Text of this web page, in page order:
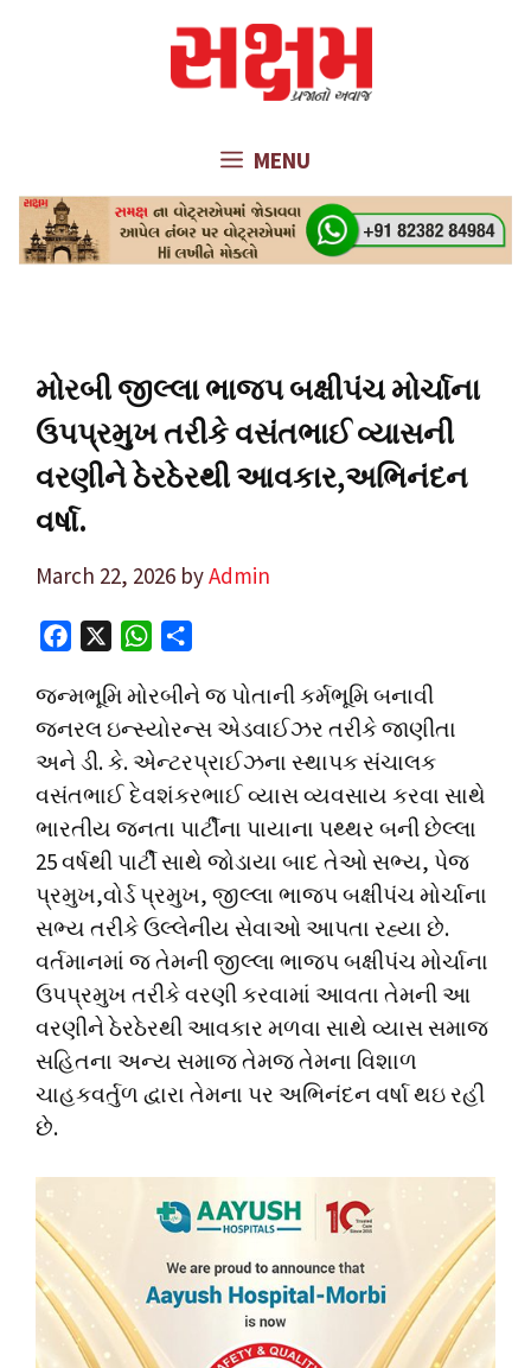
MENU
મોરબી જીલ્લા ભાજપ બક્ષીપંચ મોર્ચાના
ઉપપ્રમુખ તરીકે વસંતભાઈ વ્યાસની
વરણીને ઠેરઠેરથી આવકાર,અભિનંદન
વર્ષા.
March 22, 2026 byAdmin
c
e
b
o
o
k
a
t
s
A
p
p
a
r
e
જન્મભૂમિ મોરબીને જ પોતાની કર્મભૂમિ બનાવી
જનરલ ઇન્સ્યોરન્સ એડવાઈઝર તરીકે જાણીતા
અને ડી. કે. એન્ટરપ્રાઈઝના સ્થાપક સંચાલક
વસંતભાઈ દેવશંકરભાઈ વ્યાસ વ્યવસાય કરવા સાથે
ભારતીય જનતા પાર્ટીના પાયાના પથ્થર બની છેલ્લા
25 વર્ષથી પાર્ટી સાથે જોડાયા બાદ તેઓ સભ્ય, પેજ
પ્રમુખ,વોર્ડ પ્રમુખ, જીલ્લા ભાજપ બક્ષીપંચ મોર્ચાના
સભ્ય તરીકે ઉલ્લેનીય સેવાઓ આપતા રહ્યા છે.
વર્તમાનમાં જ તેમની જીલ્લા ભાજપ બક્ષીપંચ મોર્ચાના
ઉપપ્રમુખ તરીકે વરણી કરવામાં આવતા તેમની આ
વરણીને ઠેરઠેરથી આવકાર મળવા સાથે વ્યાસ સમાજ
સહિતના અન્ય સમાજ તેમજ તેમના વિશાળ
ચાહકવર્તુળ દ્વારા તેમના પર અભિનંદન વર્ષા થઇ રહી
છે.